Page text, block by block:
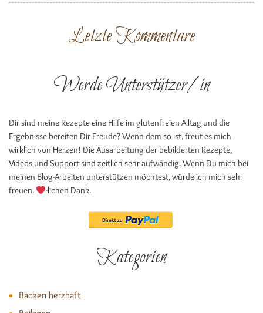
Letzte Kommentare
Werde Unterstützer/in
Dir sind meine Rezepte eine Hilfe im glutenfreien Alltag und die
Ergebnisse bereiten Dir Freude? Wenn dem so ist, freut es mich
wirklich von Herzen! Die Ausarbeitung der bebilderten Rezepte,
Videos und Support sind zeitlich sehr aufwändig. Wenn Du mich bei
meinen Blog-Arbeiten unterstützen möchtest, würde ich mich sehr
freuen.
-lichen Dank.
Kategorien
Backen herzhaft